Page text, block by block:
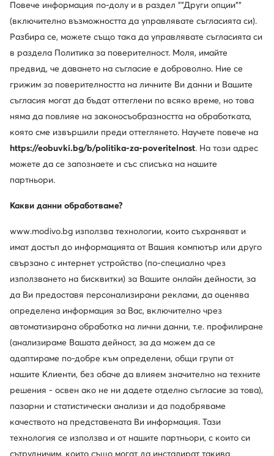
Clarks
Ботуши · Черен
140,09€
Bugatti
Ботуши · Кафяв
91,52€
Clarks
Ботуши · Черен
Blauer
Повече информация по-долу и в раздел ""Други опции""
(включително възможността да управлявате съгласията си).
Разбира се, можете също така да управлявате съгласията си
в раздела Политика за поверителност. Моля, имайте
предвид, че даването на съгласие е доброволно. Ние се
грижим за поверителността на личните Ви данни и Вашите
съгласия могат да бъдат оттеглени по всяко време, но това
няма да повлияе на законосъобразността на обработката,
която сме извършили преди оттеглянето. Научете повече на
https://eobuvki.bg/b/politika-za-poveritelnost. На този адрес
можете да се запознаете и със списъка на нашите
партньори.
Какви данни обработваме?
www.modivo.bg използва технологии, които съхраняват и
имат достъп до информацията от Вашия компютър или друго
свързано с интернет устройство (по-специално чрез
използването на бисквитки) за Вашите онлайн дейности, за
да Ви предоставя персонализирани реклами, да оценява
определена информация за Вас, включително чрез
автоматизирана обработка на лични данни, т.е. профилиране
(анализираме Вашата дейност, за да можем да се
адаптираме по-добре към определени, общи групи от
нашите Клиенти, без обаче да влияем значително на техните
решения - освен ако не ни дадете отделно съгласие за това),
пазарни и статистически анализи и да подобряваме
качеството на представената Ви информация. Тази
технология се използва и от нашите партньори, с които си
сътрудничим, които също могат да инсталират такива